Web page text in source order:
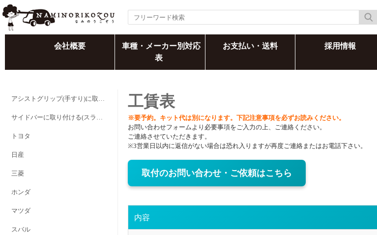
会社概要
車種・メーカー別対応
表
お支払い・送料 採用情報
アシストグリップ(手すり)に取り付ける
サイドバーに取り付ける(スライドバーを追加する)
トヨタ
日産
三菱
ホンダ
マツダ
スバル
工賃表
※要予約。キット代は別になります。下記注意事項を必ずお読みください。
お問い合わせフォームより必要事項をご入力の上、ご連絡ください。
ご連絡させていただきます。
※3営業日以内に返信がない場合は恐れ入りますが再度ご連絡またはお電話下さい。
取付のお問い合わせ・ご依頼はこちら
内容